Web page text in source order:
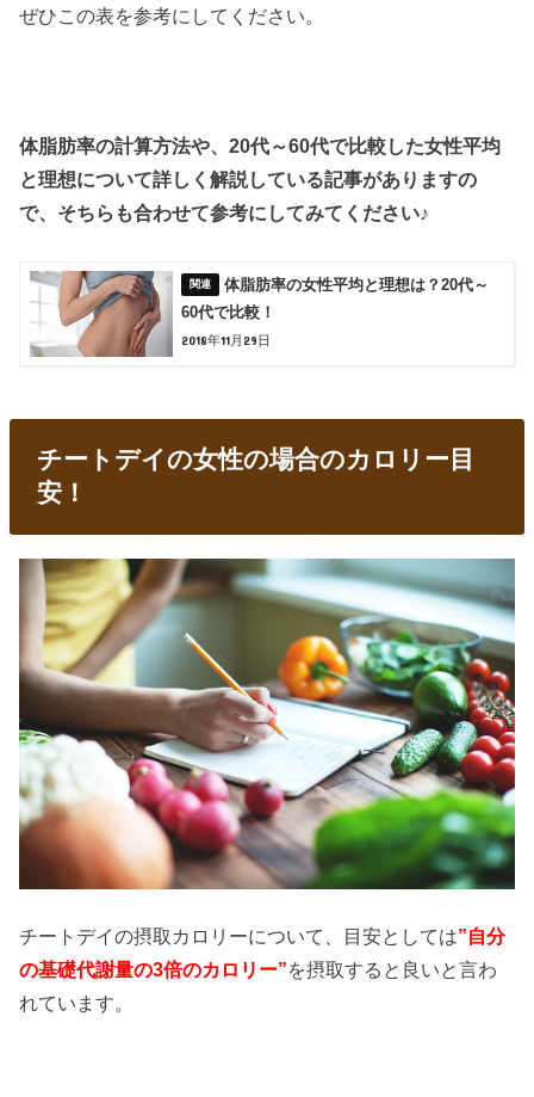
ぜひこの表を参考にしてください。
体脂肪率の計算方法や、20代～60代で比較した女性平均
と理想について詳しく解説している記事がありますの
で、そちらも合わせて参考にしてみてください♪
体脂肪率の女性平均と理想は？20代～
60代で比較！
2018年11月29日
チートデイの女性の場合のカロリー目
安！
チートデイの摂取カロリーについて、目安としては”自分
の基礎代謝量の3倍のカロリー”を摂取すると良いと言わ
れています。